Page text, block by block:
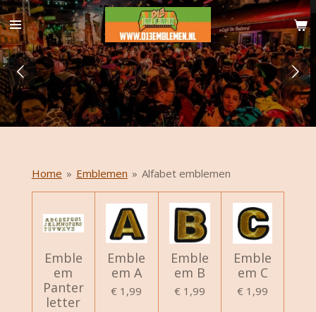
Ga
direct
naar
de
hoofdinhoud
Home » Emblemen » Alfabet emblemen
Emble
em
Panter
letter
Emble
em A
€ 1,99
Emble
em B
€ 1,99
Emble
em C
€ 1,99